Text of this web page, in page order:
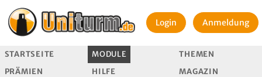
Login Anmeldung
STARTSEITE MODULE
THEMEN
PRÄMIEN
HILFE
MAGAZIN